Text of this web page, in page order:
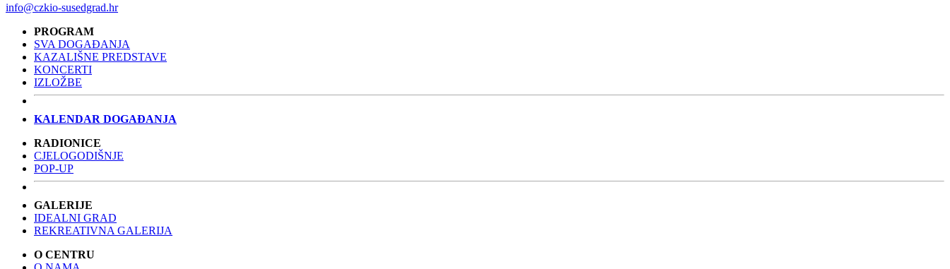
info@czkio-susedgrad.hr
PROGRAM
SVA DOGAĐANJA
KAZALIŠNE PREDSTAVE
KONCERTI
IZLOŽBE
KALENDAR DOGAĐANJA
RADIONICE
CJELOGODIŠNJE
POP-UP
GALERIJE
IDEALNI GRAD
REKREATIVNA GALERIJA
O CENTRU